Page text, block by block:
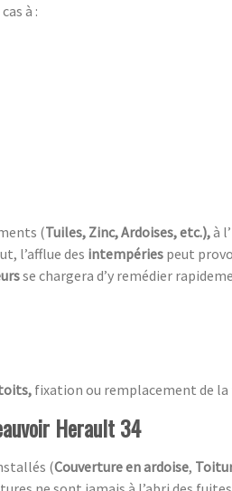
à :
(Tuiles, Zinc, Ardoises, etc.),à
l’afflue des intempéries peut
se chargera d’y remédier
fixation ou remplacement de la
Herault 34
(Couverture en ardoise,